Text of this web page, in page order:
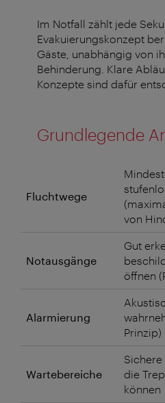
Im Notfall zählt jede
Evakuierungskonzept
Gäste, unabhängig von
Behinderung. Klare
Konzepte sind dafür
Grundlegende
Fluchtwege
von
Notausgänge
Gut
öffnen
Alarmierung
Prinzip)
Wartebereiche
Sichere
die
können